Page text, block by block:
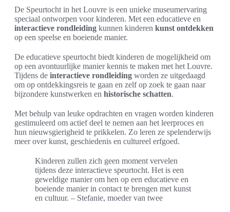
De Speurtocht in het Louvre is een unieke museumervaring
speciaal ontworpen voor kinderen. Met een educatieve en
interactieve rondleiding kunnen kinderen kunst ontdekken
op een speelse en boeiende manier.
De educatieve speurtocht biedt kinderen de mogelijkheid om
op een avontuurlijke manier kennis te maken met het Louvre.
Tijdens de interactieve rondleiding worden ze uitgedaagd
om op ontdekkingsreis te gaan en zelf op zoek te gaan naar
bijzondere kunstwerken en historische schatten.
Met behulp van leuke opdrachten en vragen worden kinderen
gestimuleerd om actief deel te nemen aan het leerproces en
hun nieuwsgierigheid te prikkelen. Zo leren ze spelenderwijs
meer over kunst, geschiedenis en cultureel erfgoed.
Kinderen zullen zich geen moment vervelen
tijdens deze interactieve speurtocht. Het is een
geweldige manier om hen op een educatieve en
boeiende manier in contact te brengen met kunst
en cultuur. – Stefanie, moeder van twee